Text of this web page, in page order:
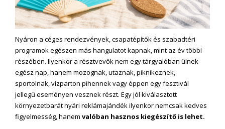
Nyáron a céges rendezvények, csapatépítők és szabadtéri
programok egészen más hangulatot kapnak, mint az év többi
részében. Ilyenkor a résztvevők nem egy tárgyalóban ülnek
egész nap, hanem mozognak, utaznak, piknikeznek,
sportolnak, vízparton pihennek vagy éppen egy fesztivál
jellegű eseményen vesznek részt. Egy jól kiválasztott
környezetbarát nyári reklámajándék ilyenkor nemcsak kedves
figyelmesség, hanem valóban hasznos kiegészítő is lehet.